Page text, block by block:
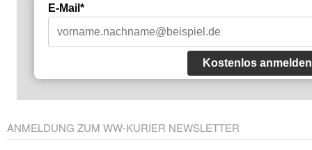
E-Mail*
Kostenlos anmelden
ANMELDUNG ZUM WW-KURIER NEWSLETTER